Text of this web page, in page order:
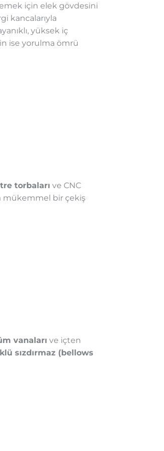
için elek gövdesini
kancalarıyla
yüksek iç
ise yorulma ömrü
torbaları ve CNC
mükemmel bir çekiş
vanaları ve içten
sızdırmaz (bellows